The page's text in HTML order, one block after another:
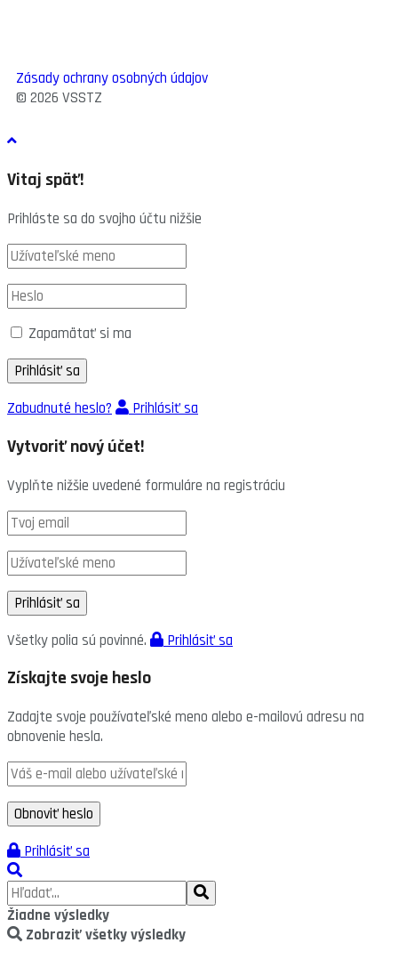
Zásady ochrany osobných údajov
© 2026 VSSTZ
Vitaj späť!
Prihláste sa do svojho účtu nižšie
Zapamätať si ma
Zabudnuté heslo? Prihlásiť sa
Vytvoriť nový účet!
Vyplňte nižšie uvedené formuláre na registráciu
Všetky polia sú povinné. Prihlásiť sa
Získajte svoje heslo
Zadajte svoje používateľské meno alebo e-mailovú adresu na
obnovenie hesla.
Prihlásiť sa
Žiadne výsledky
Zobraziť všetky výsledky